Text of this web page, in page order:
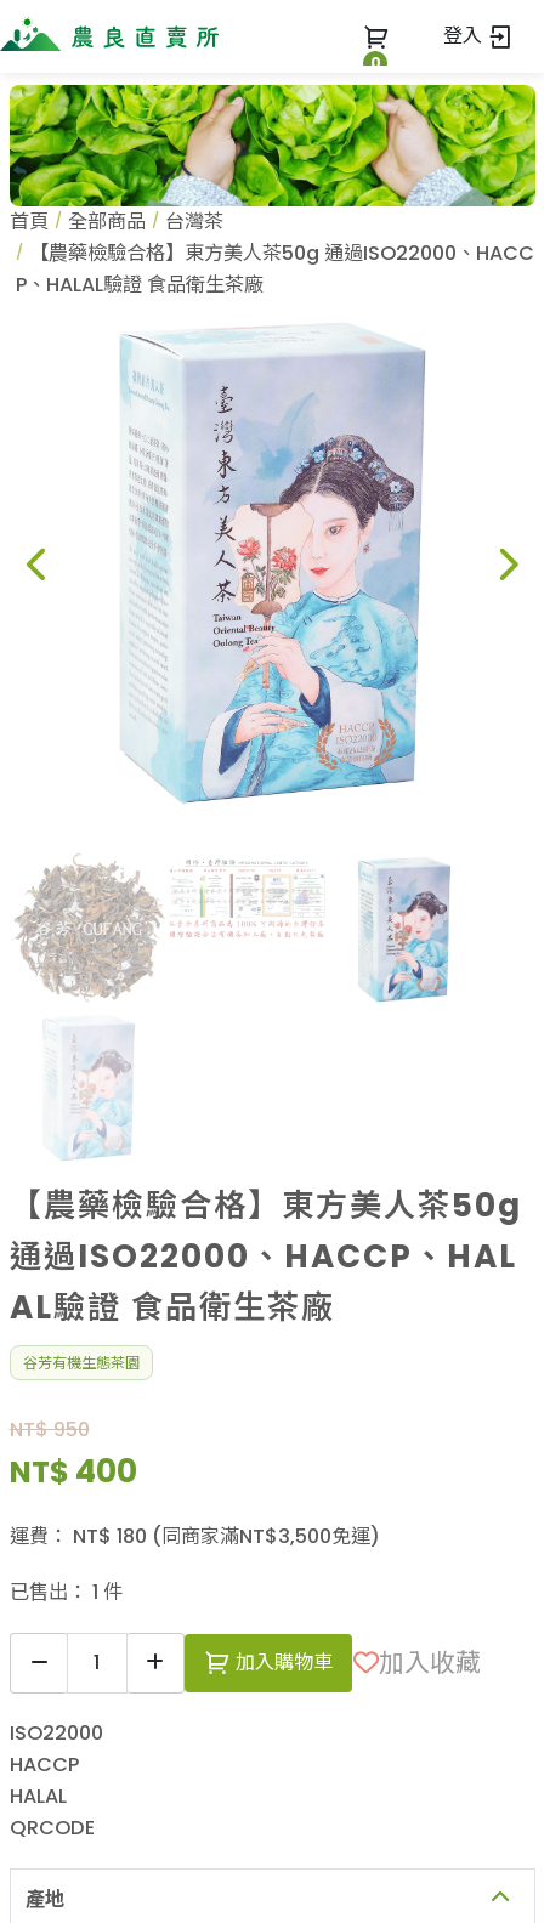
0
登入
全部商品
全部商品
當季優質水果專區
鳳梨專區
柚子專區
果乾、點心
果醬、蜂蜜
大量採購優惠專區
農業策略聯盟 送禮專區
優質水果
最新消息
商家一覽
蔬果知識+
登入
首頁 全部商品
台灣茶
【農藥檢驗合格】東方美人茶50g 通過ISO22000、HACC
P、HALAL驗證 食品衛生茶廠
【農藥檢驗合格】東方美人茶50g
通過ISO22000、HACCP、HAL
AL驗證 食品衛生茶廠
谷芳有機生態茶園
NT$ 950
NT$ 400
運費： NT$ 180 (同商家滿NT$3,500免運)
已售出： 1 件
加入購物車 加入收藏
ISO22000
HACCP
HALAL
QRCODE
產地